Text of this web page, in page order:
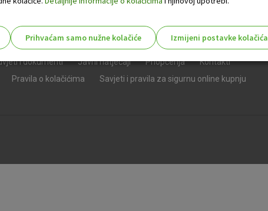
i dokumenti Javni natječaji Priopćenja
Kontakti
Pravila o kolačićima
Savjeti i pravila za sigurnu online kupnju
Prihvaćam samo nužne kolačiće
Izmijeni postavke kolačića